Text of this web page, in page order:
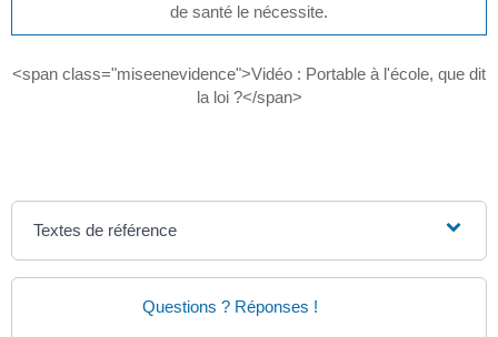
de santé le nécessite.
<span class="miseenevidence">Vidéo : Portable à l'école, que dit
la loi ?</span>
Textes de référence
Questions ? Réponses !